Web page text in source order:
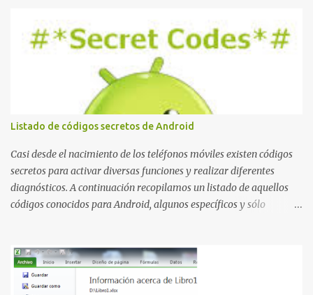
La vulnerabilidad ha sido probada y funciona correctamente en la
mayoría de las versiones de Android y de WhatsApp incluyendo la
2.11.431 y 2.11.432. Sin embargo todavía no se ha probado en iOS y
Windows no parece ser vulnerable. Esto podría provocar que se
extienda como una pesada broma la moda de bloquear WhatsApp
a otras personas, cuyo modo de recuperar el uso de la misma sería
borrando la conversación y el historial de chat con quien
estábamos conversando. Imaginad que ocurre si este mensaje se
envía a un grupo... Fuente: Crash Your Friends' WhatsApp
Remotely with Just a Message
Listado de códigos secretos de Android
Casi desde el nacimiento de los teléfonos móviles existen códigos
secretos para activar diversas funciones y realizar diferentes
diagnósticos. A continuación recopilamos un listado de aquellos
códigos conocidos para Android, algunos específicos y sólo
IMEI del dispositivo *#*#1111#*#* : Información sobre la versión
de software FTA *#*#2222#*#* : Información sobre la v ersión
del hardware FTA *#*#1234#*#* : Información sobre la versión